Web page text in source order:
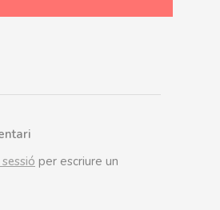
per escriure un